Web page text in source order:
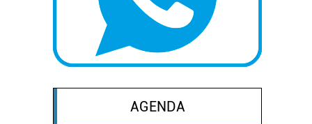
AGENDA